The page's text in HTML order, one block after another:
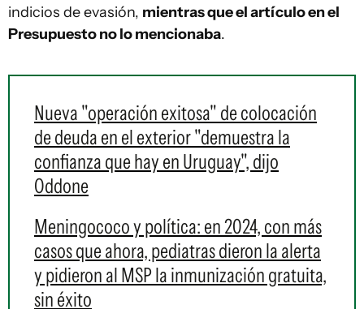
indicios de evasión, mientras que el artículo en el
Presupuesto no lo mencionaba.
Nueva "operación exitosa" de colocación
de deuda en el exterior "demuestra la
confianza que hay en Uruguay", dijo
Oddone
Meningococo y política: en 2024, con más
casos que ahora, pediatras dieron la alerta
y pidieron al MSP la inmunización gratuita,
sin éxito